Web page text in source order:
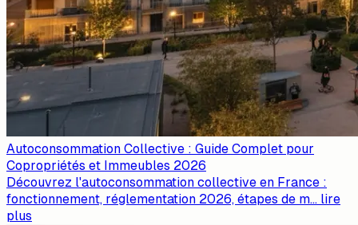
Autoconsommation Collective : Guide Complet pour
Copropriétés et Immeubles 2026
Découvrez l'autoconsommation collective en France :
fonctionnement, réglementation 2026, étapes de m... lire
plus